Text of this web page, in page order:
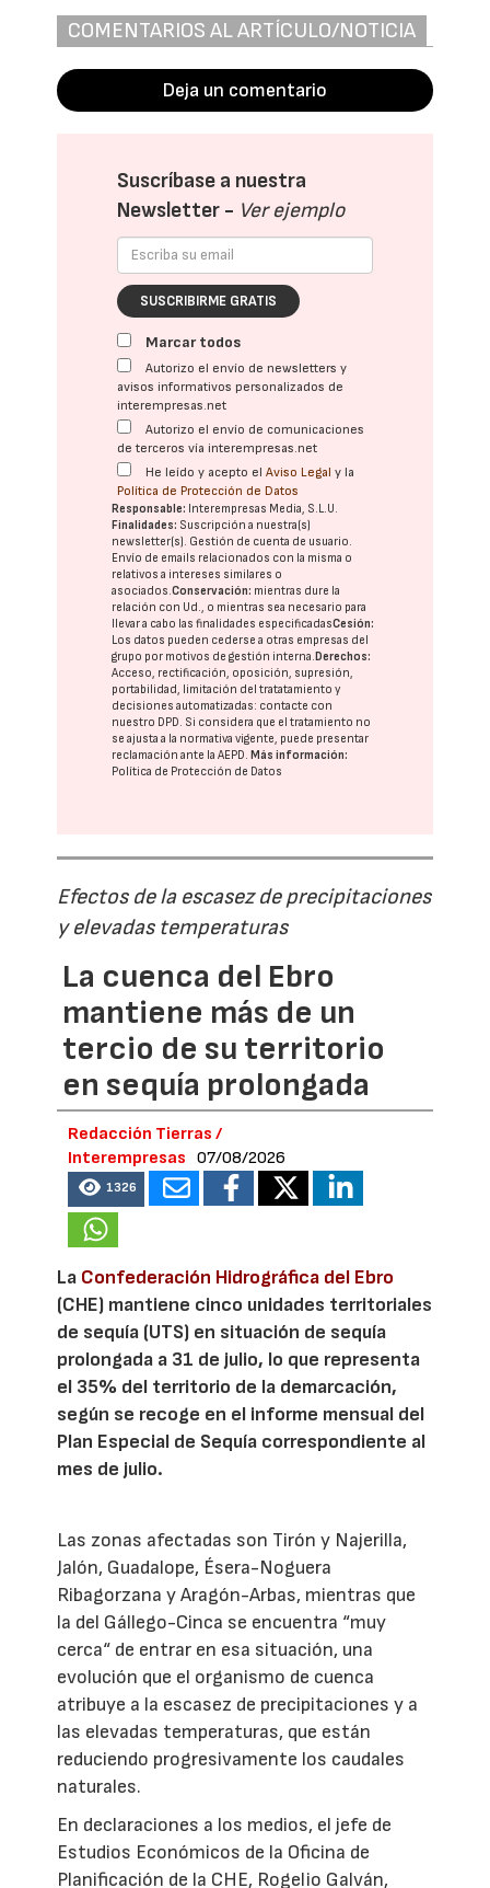
COMENTARIOS AL ARTÍCULO/NOTICIA
Deja un comentario
Suscríbase a nuestra
Newsletter - Ver ejemplo
SUSCRIBIRME GRATIS
Marcar todos
Autorizo el envío de newsletters y
avisos informativos personalizados de
interempresas.net
Autorizo el envío de comunicaciones
de terceros vía interempresas.net
He leído y acepto elAviso Legal y la
Política de Protección de Datos
Responsable: Interempresas Media, S.L.U.
Finalidades: Suscripción a nuestra(s)
newsletter(s). Gestión de cuenta de usuario.
Envío de emails relacionados con la misma o
relativos a intereses similares o
asociados.Conservación: mientras dure la
relación con Ud., o mientras sea necesario para
llevar a cabo las finalidades especificadasCesión:
Los datos pueden cederse a otras empresas del
grupo por motivos de gestión interna.Derechos:
Acceso, rectificación, oposición, supresión,
portabilidad, limitación del tratatamiento y
decisiones automatizadas: contacte con
nuestro DPD. Si considera que el tratamiento no
se ajusta a la normativa vigente, puede presentar
reclamación ante laAEPD.Más información:
Política de Protección de Datos
Efectos de la escasez de precipitaciones
y elevadas temperaturas
La cuenca del Ebro
mantiene más de un
tercio de su territorio
en sequía prolongada
Redacción Tierras /
Interempresas
07/08/2026
1326
La Confederación Hidrográfica del Ebro
(CHE) mantiene cinco unidades territoriales
de sequía (UTS) en situación de sequía
prolongada a 31 de julio, lo que representa
el 35% del territorio de la demarcación,
según se recoge en el informe mensual del
Plan Especial de Sequía correspondiente al
mes de julio.
Las zonas afectadas son Tirón y Najerilla,
Jalón, Guadalope, Ésera-Noguera
Ribagorzana y Aragón-Arbas, mientras que
la del Gállego-Cinca se encuentra “muy
cerca“ de entrar en esa situación, una
evolución que el organismo de cuenca
atribuye a la escasez de precipitaciones y a
las elevadas temperaturas, que están
reduciendo progresivamente los caudales
naturales.
En declaraciones a los medios, el jefe de
Estudios Económicos de la Oficina de
Planificación de la CHE, Rogelio Galván,